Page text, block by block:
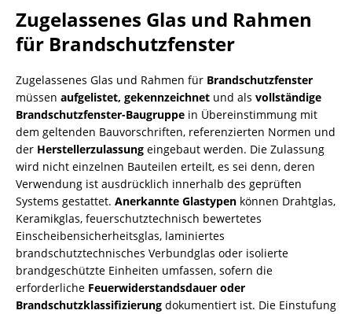
Zugelassenes Glas und Rahmen
für Brandschutzfenster
Zugelassenes Glas und Rahmen für Brandschutzfenster
müssen aufgelistet, gekennzeichnet und als vollständige
Brandschutzfenster-Baugruppe in Übereinstimmung mit
dem geltenden Bauvorschriften, referenzierten Normen und
der Herstellerzulassung eingebaut werden. Die Zulassung
wird nicht einzelnen Bauteilen erteilt, es sei denn, deren
Verwendung ist ausdrücklich innerhalb des geprüften
Systems gestattet. Anerkannte Glastypen können Drahtglas,
Keramikglas, feuerschutztechnisch bewertetes
Einscheibensicherheitsglas, laminiertes
brandschutztechnisches Verbundglas oder isolierte
brandgeschützte Einheiten umfassen, sofern die
erforderliche Feuerwiderstandsdauer oder
Brandschutzklassifizierung dokumentiert ist. Die Einstufung